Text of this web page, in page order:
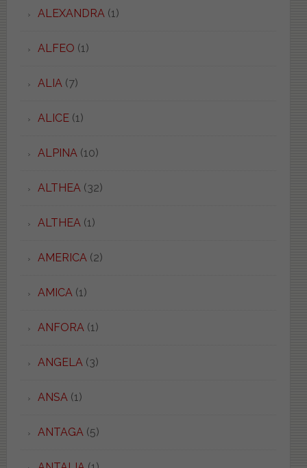
ALEXANDRA (1)
ALFEO (1)
ALIA (7)
ALICE(1)
ALPINA (10)
ALTHEA (32)
ALTHEA (1)
AMERICA (2)
AMICA (1)
ANFORA (1)
ANGELA (3)
ANSA (1)
ANTAGA (5)